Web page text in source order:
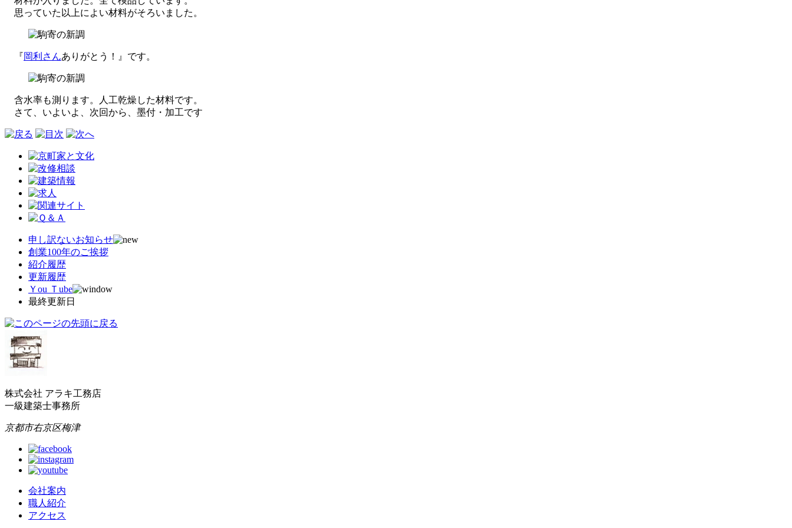
思っていた以上によい材料がそろいました。
『岡利さんありがとう！』です。
含水率も測ります。人工乾燥した材料です。
さて、いよいよ、次回から、墨付・加工です
申し訳ないお知らせ
創業100年のご挨拶
紹介履歴
更新履歴
Ｙou Ｔube
最終更新日
株式会社 アラキ工務店
一級建築士事務所
京都市右京区梅津
会社案内
職人紹介
アクセス